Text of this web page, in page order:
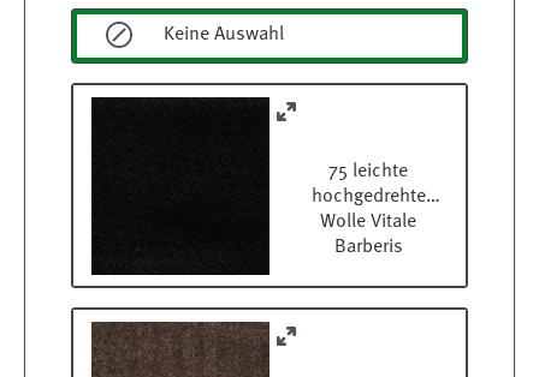
Keine Auswahl
75 leichte
hochgedrehte
Wolle Vitale
Barberis